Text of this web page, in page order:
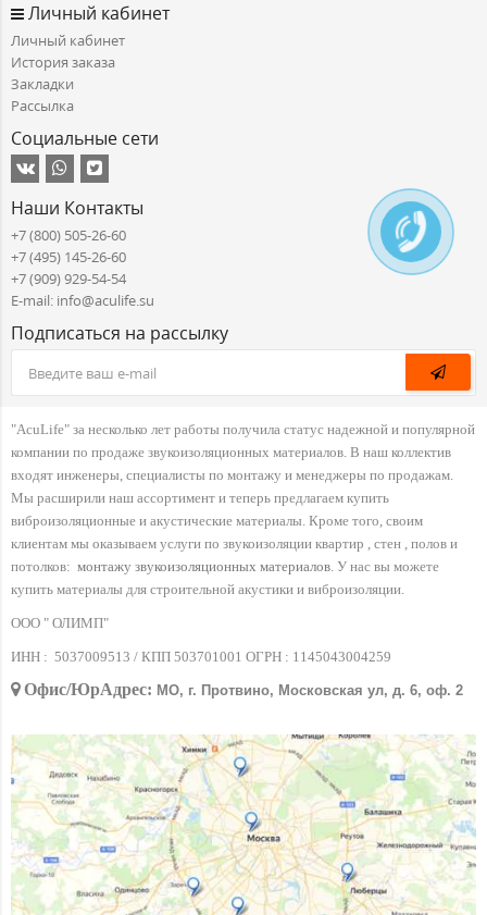
Личный кабинет
Личный кабинет
История заказа
Закладки
Рассылка
Социальные сети
Наши Контакты
+7 (800) 505-26-60
+7 (495) 145-26-60
+7 (909) 929-54-54
E-mail: info@aculife.su
Подписаться на рассылку
"AcuLife" за несколько лет работы получила статус надежной и популярной
компании по продаже звукоизоляционных материалов. В наш коллектив
входят инженеры, специалисты по монтажу и менеджеры по продажам.
Мы расширили наш ассортимент и теперь предлагаем купить
виброизоляционные и акустические материалы. Кроме того, своим
клиентам мы оказываем услуги по звукоизоляции квартир , стен , полов и
потолков: монтажу звукоизоляционных материалов. У нас вы можете
купить материалы для строительной акустики и виброизоляции.
ООО " ОЛИМП"
ИНН : 5037009513 / КПП 503701001 ОГРН : 1145043004259
Офис/ЮрАдрес: МО, г. Протвино, Московская ул, д. 6, оф. 2